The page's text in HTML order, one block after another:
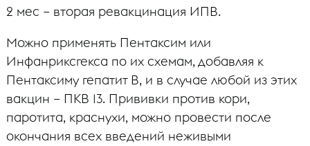
2 мес – вторая ревакцинация ИПВ.
Можно применять Пентаксим или
Инфанриксгекса по их схемам, добавляя к
Пентаксиму гепатит В, и в случае любой из этих
вакцин – ПКВ 13. Прививки против кори,
паротита, краснухи, можно провести после
окончания всех введений неживыми